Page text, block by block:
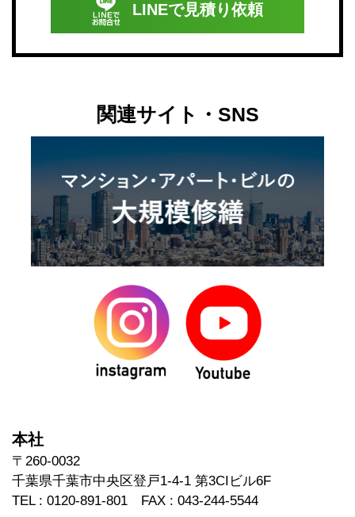
LINEで見積り依頼
関連サイト・SNS
本社
〒260-0032
千葉県千葉市中央区登戸1-4-1 第3CIビル6F
TEL : 0120-891-801 FAX : 043-244-5544